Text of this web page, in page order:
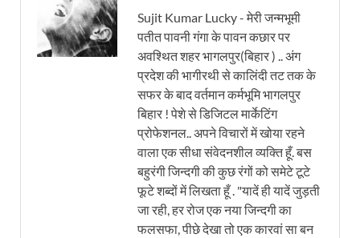
Sujit Kumar Lucky - मेरी जन्मभूमी
पतीत पावनी गंगा के पावन कछार पर
अवश्थित शहर भागलपुर(बिहार ) .. अंग
प्रदेश की भागीरथी से कालिंदी तट तक के
सफर के बाद वर्तमान कर्मभूमि भागलपुर
बिहार ! पेशे से डिजिटल मार्केटिंग
प्रोफेशनल.. अपने विचारों में खोया रहने
वाला एक सीधा संवेदनशील व्यक्ति हूँ. बस
बहुरंगी जिन्दगी की कुछ रंगों को समेटे टूटे
फूटे शब्दों में लिखता हूँ . "यादें ही यादें जुड़ती
जा रही, हर रोज एक नया जिन्दगी का
फलसफा, पीछे देखा तो एक कारवां सा बन